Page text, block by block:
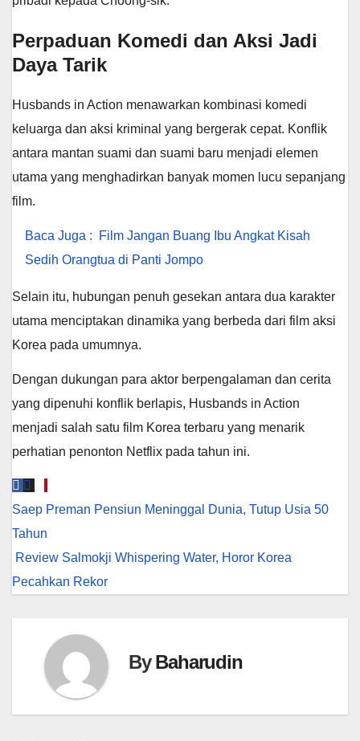
Perpaduan Komedi dan Aksi Jadi
Daya Tarik
Husbands in Action menawarkan kombinasi komedi
keluarga dan aksi kriminal yang bergerak cepat. Konflik
antara mantan suami dan suami baru menjadi elemen
utama yang menghadirkan banyak momen lucu sepanjang
film.
Baca Juga :
Film Jangan Buang Ibu Angkat Kisah
Sedih Orangtua di Panti Jompo
Selain itu, hubungan penuh gesekan antara dua karakter
utama menciptakan dinamika yang berbeda dari film aksi
Korea pada umumnya.
Dengan dukungan para aktor berpengalaman dan cerita
yang dipenuhi konflik berlapis, Husbands in Action
menjadi salah satu film Korea terbaru yang menarik
perhatian penonton Netflix pada tahun ini.
Navigasi
pos
Saep Preman Pensiun Meninggal Dunia, Tutup Usia 50
Tahun
Review Salmokji Whispering Water, Horor Korea
Pecahkan Rekor
ByBaharudin